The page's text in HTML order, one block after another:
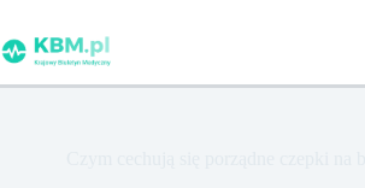
treści